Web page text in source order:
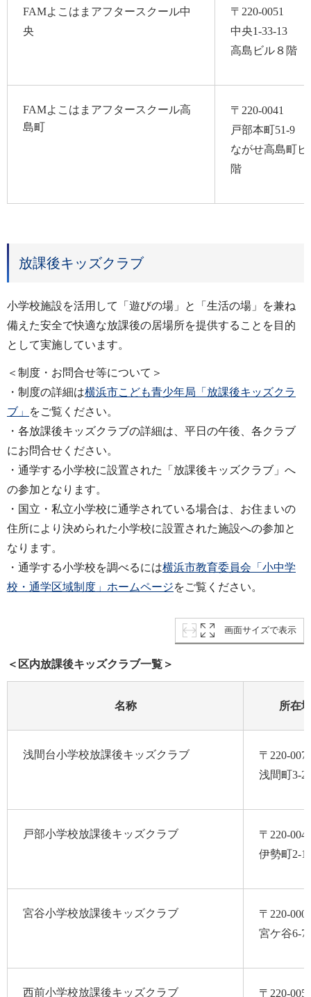
FAMよこはまアフタースクール中
央
〒220-0051
中央1-33-13
高島ビル８階
FAMよこはまアフタースクール高
島町
〒220-0041
戸部本町51-9
ながせ高島町ビ
階
放課後キッズクラブ
小学校施設を活用して「遊びの場」と「生活の場」を兼ね
備えた安全で快適な放課後の居場所を提供することを目的
として実施しています。
＜制度・お問合せ等について＞
・制度の詳細は横浜市こども青少年局「放課後キッズクラ
ブ」
をご覧ください。
・各放課後キッズクラブの詳細は、平日の午後、各クラブ
にお問合せください。
・通学する小学校に設置された「放課後キッズクラブ」へ
の参加となります。
・国立・私立小学校に通学されている場合は、お住まいの
住所により決められた小学校に設置された施設への参加と
なります。
・通学する小学校を調べるには横浜市教育委員会「小中学
校・通学区域制度」ホームページをご覧ください。
画面サイズで表示
＜区内放課後キッズクラブ一覧＞
名称 所在
浅間台小学校放課後キッズクラブ
〒220-
浅間町3-
戸部小学校放課後キッズクラブ
〒220-
伊勢町2-
宮谷小学校放課後キッズクラブ
〒220-
宮ケ谷6-7
西前小学校放課後キッズクラブ 〒220-